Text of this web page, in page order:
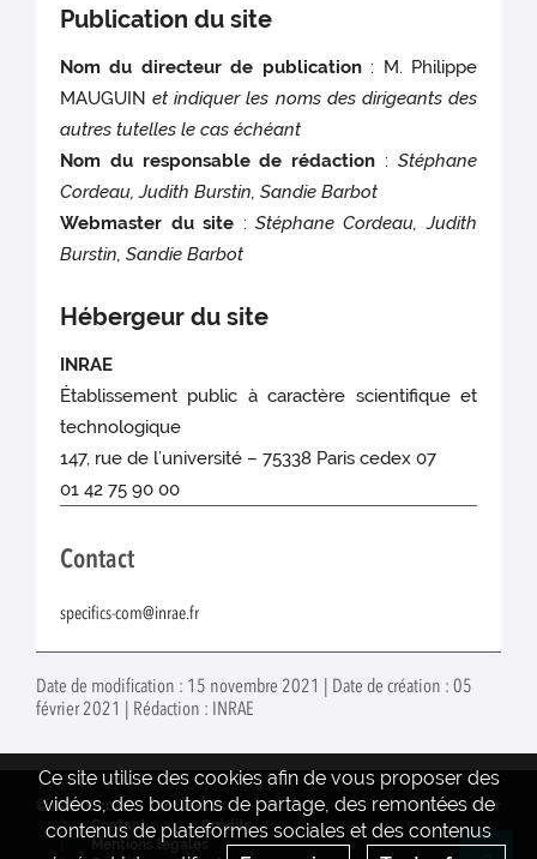
Publication du site
Nom du directeur de publication: M. Philippe
MAUGUINet indiquer les noms des dirigeants des
autres tutelles le cas échéant
Nom du responsable de rédaction : Stéphane
Cordeau, Judith Burstin, Sandie Barbot
Webmaster du site : Stéphane Cordeau, Judith
Burstin, Sandie Barbot
Hébergeur du site
INRAE
Établissement public à caractère scientifique et
technologique
147, rue de l’université – 75338 Paris cedex 07
01 42 75 90 00
Contact
specifics-com@inrae.fr
Date de modification : 15 novembre 2021 | Date de création : 05
février 2021 | Rédaction : INRAE
Ce site utilise des cookies afin de vous proposer des
vidéos, des boutons de partage, des remontées de
contenus de plateformes sociales et des contenus
© INRAE 2022
Actualités
Contact
Crédits
Mentions legales
www.inrae.fr